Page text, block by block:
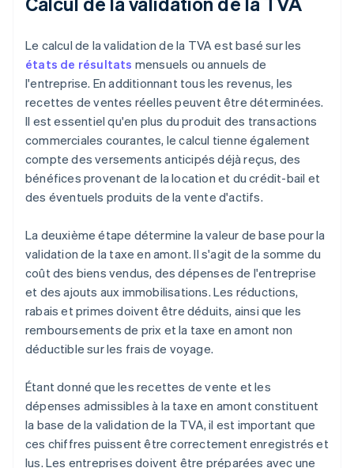
Le calcul de la validation de la TVA est basé sur les
états de résultats mensuels ou annuels de
l'entreprise. En additionnant tous les revenus, les
recettes de ventes réelles peuvent être déterminées.
Il est essentiel qu'en plus du produit des transactions
commerciales courantes, le calcul tienne également
compte des versements anticipés déjà reçus, des
bénéfices provenant de la location et du crédit-bail et
des éventuels produits de la vente d'actifs.
La deuxième étape détermine la valeur de base pour la
validation de la taxe en amont. Il s'agit de la somme du
coût des biens vendus, des dépenses de l'entreprise
et des ajouts aux immobilisations. Les réductions,
rabais et primes doivent être déduits, ainsi que les
remboursements de prix et la taxe en amont non
déductible sur les frais de voyage.
Étant donné que les recettes de vente et les
dépenses admissibles à la taxe en amont constituent
la base de la validation de la TVA, il est important que
ces chiffres puissent être correctement enregistrés et
lus. Les entreprises doivent être préparées avec une